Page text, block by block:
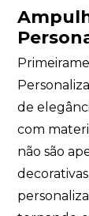
de
com
não são